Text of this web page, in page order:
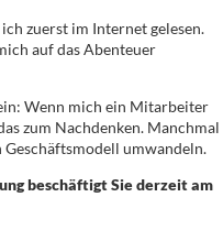
ich zuerst im Internet gelesen.
auf das Abenteuer
Wenn mich ein Mitarbeiter
zum Nachdenken. Manchmal
umwandeln.
beschäftigt Sie derzeit am